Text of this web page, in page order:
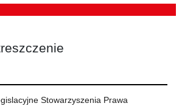
Stowarzyszenia Prawa